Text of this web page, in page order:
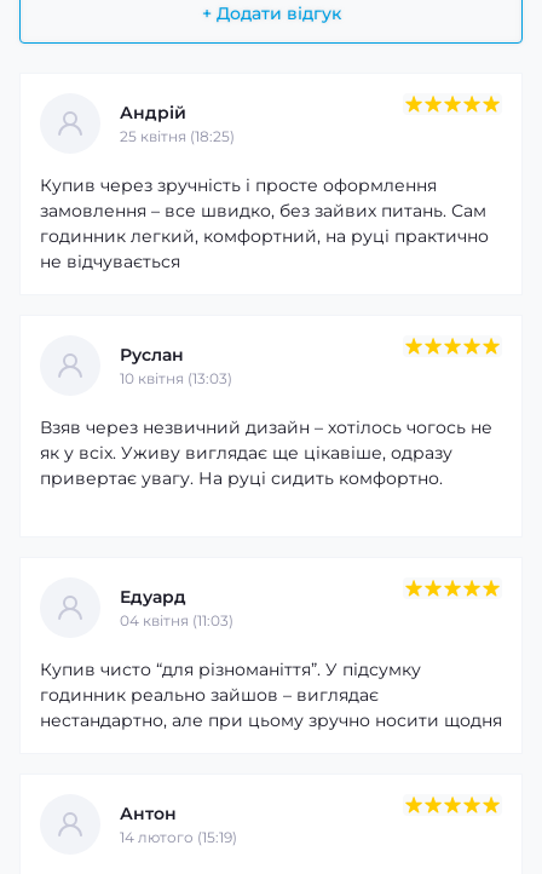
+ Додати відгук
Андрій
25 квітня (18:25)
Купив через зручність і просте оформлення
замовлення – все швидко, без зайвих питань. Сам
годинник легкий, комфортний, на руці практично
не відчувається
Руслан
10 квітня (13:03)
Взяв через незвичний дизайн – хотілось чогось не
як у всіх. Уживу виглядає ще цікавіше, одразу
привертає увагу. На руці сидить комфортно.
Едуард
04 квітня (11:03)
Купив чисто “для різноманіття”. У підсумку
годинник реально зайшов – виглядає
нестандартно, але при цьому зручно носити щодня
Антон
14 лютого (15:19)